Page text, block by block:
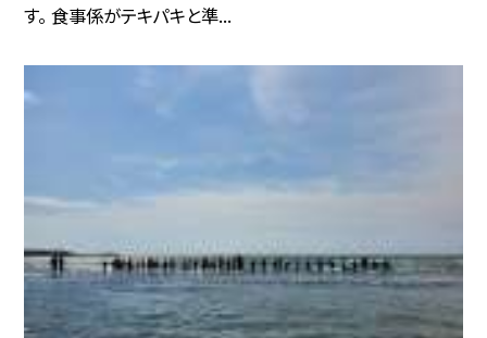
す。 食事係がテキパキと準...